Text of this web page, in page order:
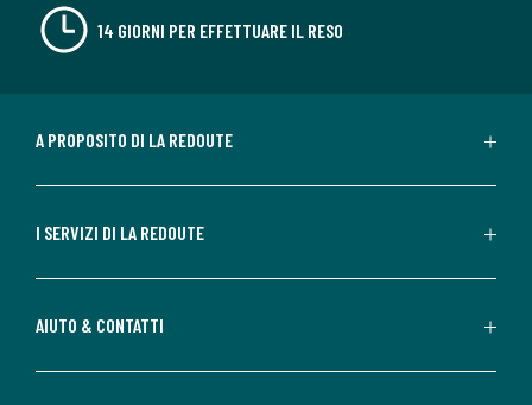
14 GIORNI PER EFFETTUARE IL RESO
A PROPOSITO DI LA REDOUTE
I SERVIZI DI LA REDOUTE
AIUTO & CONTATTI